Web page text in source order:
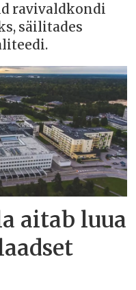
ravivaldkondi
säilitades
aitab luua